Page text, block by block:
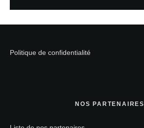
Politique de confidentialité
NOS PARTENAIRES